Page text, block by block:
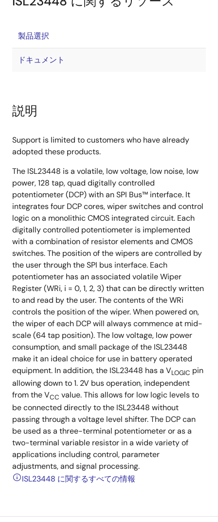
製品選択
ドキュメント
説明
Support is limited to customers who have already
adopted these products.
The ISL23448 is a volatile, low voltage, low noise, low
power, 128 tap, quad digitally controlled
potentiometer (DCP) with an SPI Bus™ interface. It
integrates four DCP cores, wiper switches and control
logic on a monolithic CMOS integrated circuit. Each
digitally controlled potentiometer is implemented
with a combination of resistor elements and CMOS
switches. The position of the wipers are controlled by
the user through the SPI bus interface. Each
potentiometer has an associated volatile Wiper
Register (WRi, i = 0, 1, 2, 3) that can be directly written
to and read by the user. The contents of the WRi
controls the position of the wiper. When powered on,
the wiper of each DCP will always commence at mid-
scale (64 tap position). The low voltage, low power
consumption, and small package of the ISL23448
make it an ideal choice for use in battery operated
equipment. In addition, the ISL23448 has a VLOGIC pin
allowing down to 1. 2V bus operation, independent
from the VCC value. This allows for low logic levels to
be connected directly to the ISL23448 without
passing through a voltage level shifter. The DCP can
be used as a three-terminal potentiometer or as a
two-terminal variable resistor in a wide variety of
applications including control, parameter
adjustments, and signal processing.
ISL23448 に関するすべての情報